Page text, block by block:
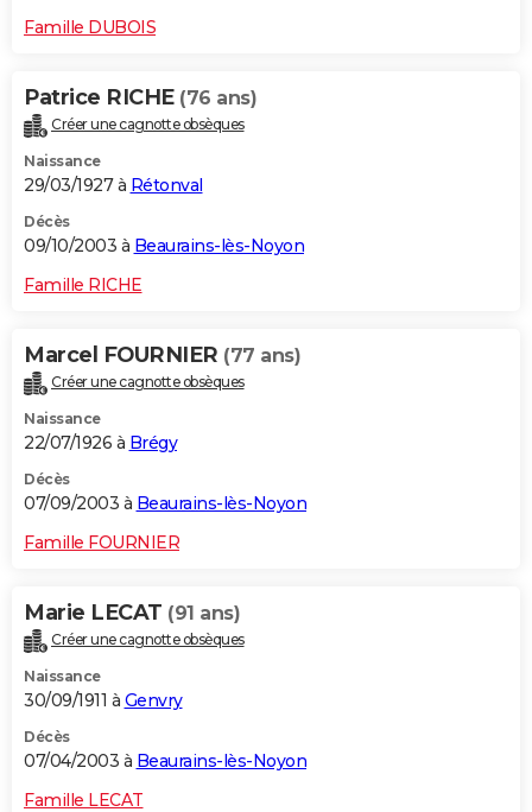
Famille DUBOIS
Patrice RICHE (76 ans)
Créer une cagnotte obsèques
Naissance
29/03/1927 à Rétonval
Décès
09/10/2003 à Beaurains-lès-Noyon
Famille RICHE
Marcel FOURNIER (77 ans)
Créer une cagnotte obsèques
Naissance
22/07/1926 à Brégy
Décès
07/09/2003 à Beaurains-lès-Noyon
Famille FOURNIER
Marie LECAT (91 ans)
Créer une cagnotte obsèques
Naissance
30/09/1911 à Genvry
Décès
07/04/2003 à Beaurains-lès-Noyon
Famille LECAT